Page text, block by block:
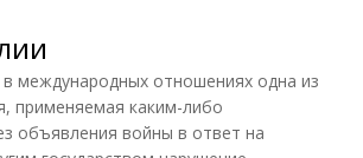
международных отношениях одна из
применяемая каким-либо
объявления войны в ответ на